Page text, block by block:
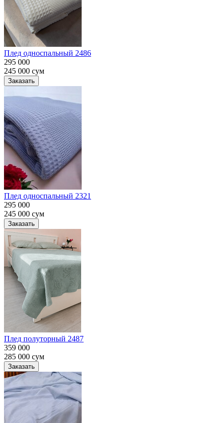
Плед односпальный 2486
295 000
245 000 сум
Заказать
Плед односпальный 2321
295 000
245 000 сум
Заказать
Плед полуторный 2487
359 000
285 000 сум
Заказать